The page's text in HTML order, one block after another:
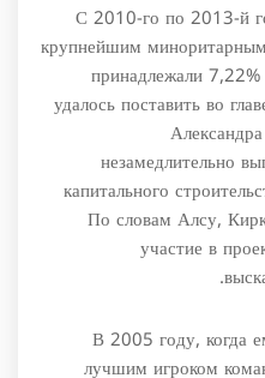
С 2010-го по 2013-й
крупнейшим
принадлежали
удалось поставить во
незамедлительно
капитального
По словам Алсу,
участие в
В 2005 году, когда
лучшим игроком